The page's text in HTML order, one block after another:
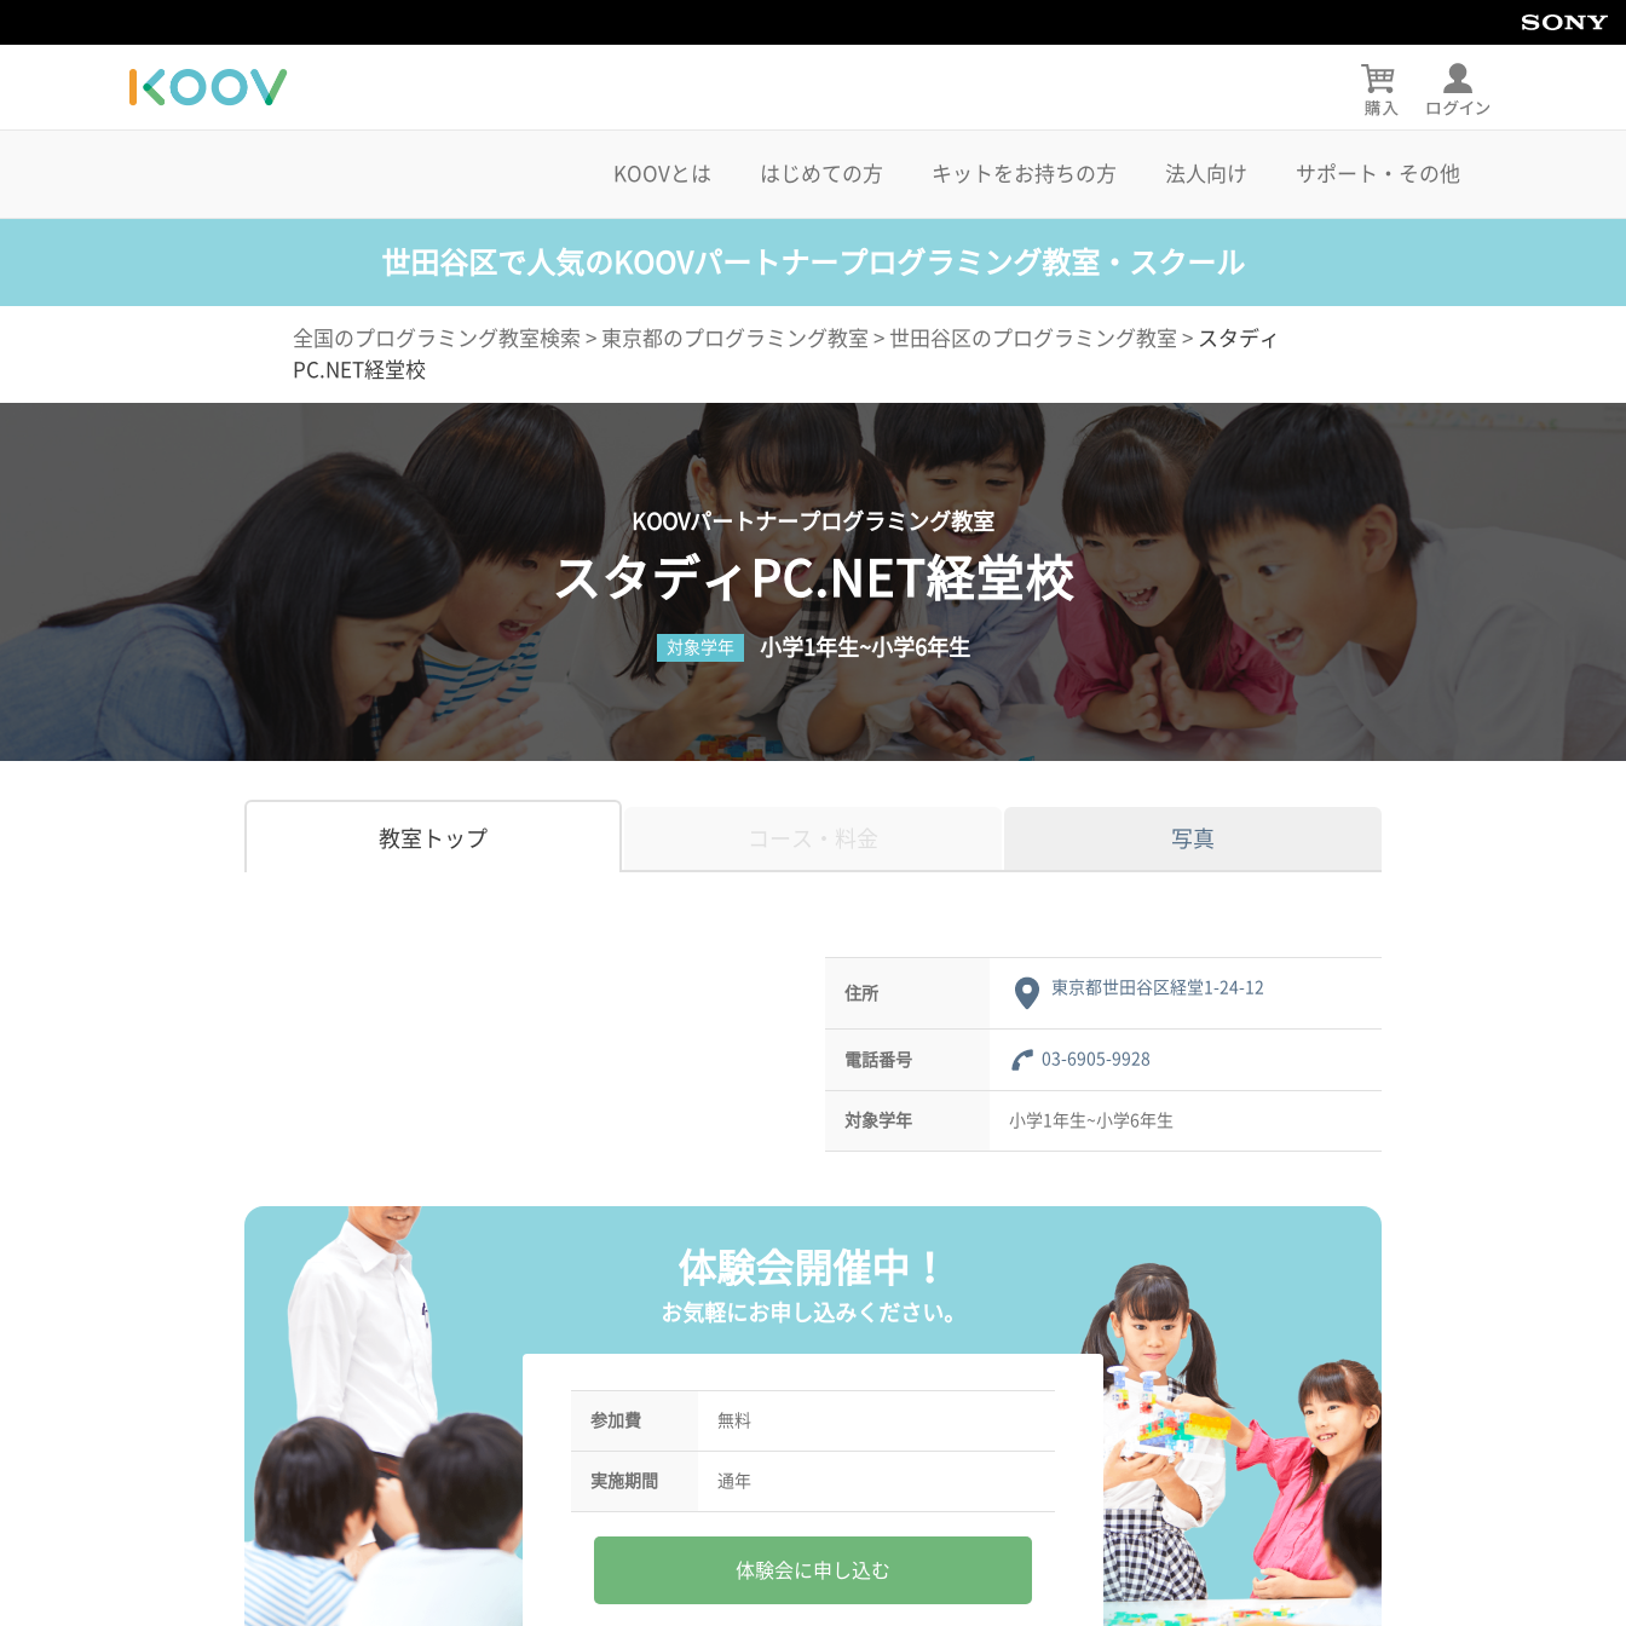
KOOVとは はじめての方 キットをお持ちの方 法人向け サポート・その他
世田谷区で人気のKOOVパートナープログラミング教室・スクール
全国のプログラミング教室検索 > 東京都のプログラミング教室 > 世田谷区のプログラミング教室 > スタディ
PC.NET経堂校
KOOVパートナープログラミング教室
スタディPC.NET経堂校
対象学年 小学1年生~小学6年生
教室トップ コース・料金 写真
住所 東京都世田谷区経堂1-24-12
電話番号 03-6905-9928
対象学年 小学1年生~小学6年生
体験会開催中！
お気軽にお申し込みください。
参加費 無料
実施期間 通年
体験会に申し込む